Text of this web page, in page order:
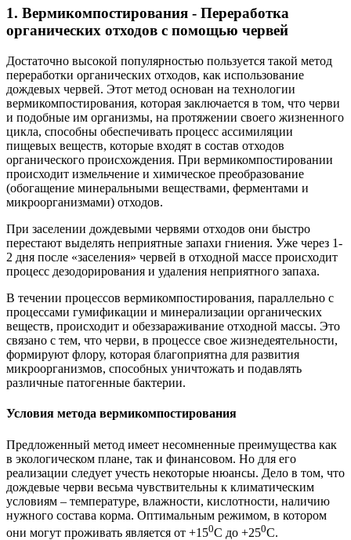
1. Вермикомпостирования - Переработка
органических отходов с помощью червей
Достаточно высокой популярностью пользуется такой метод
переработки органических отходов, как использование
дождевых червей. Этот метод основан на технологии
вермикомпостирования, которая заключается в том, что черви
и подобные им организмы, на протяжении своего жизненного
цикла, способны обеспечивать процесс ассимиляции
пищевых веществ, которые входят в состав отходов
органического происхождения. При вермикомпостировании
происходит измельчение и химическое преобразование
(обогащение минеральными веществами, ферментами и
микроорганизмами) отходов.
При заселении дождевыми червями отходов они быстро
перестают выделять неприятные запахи гниения. Уже через 1-
2 дня после «заселения» червей в отходной массе происходит
процесс дезодорирования и удаления неприятного запаха.
В течении процессов вермикомпостирования, параллельно с
процессами гумификации и минерализации органических
веществ, происходит и обеззараживание отходной массы. Это
связано с тем, что черви, в процессе свое жизнедеятельности,
формируют флору, которая благоприятна для развития
микроорганизмов, способных уничтожать и подавлять
различные патогенные бактерии.
Условия метода вермикомпостирования
Предложенный метод имеет несомненные преимущества как
в экологическом плане, так и финансовом. Но для его
реализации следует учесть некоторые нюансы. Дело в том, что
дождевые черви весьма чувствительны к климатическим
условиям – температуре, влажности, кислотности, наличию
нужного состава корма. Оптимальным режимом, в котором
они могут проживать является от +150С до +250С.